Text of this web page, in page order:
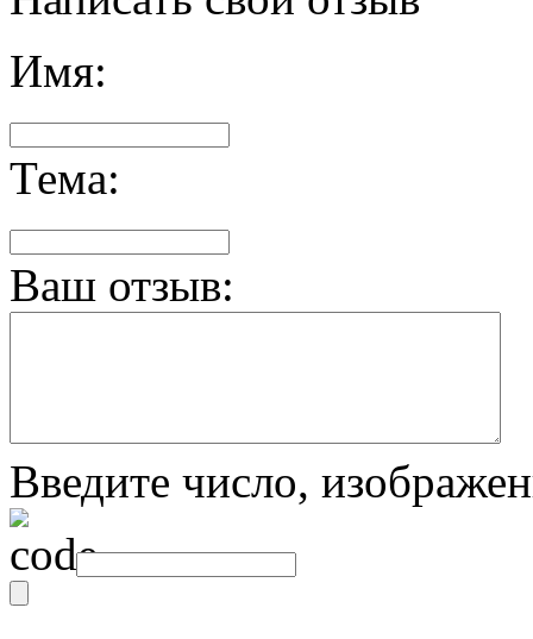
Имя:
Тема:
Ваш отзыв:
Введите число,